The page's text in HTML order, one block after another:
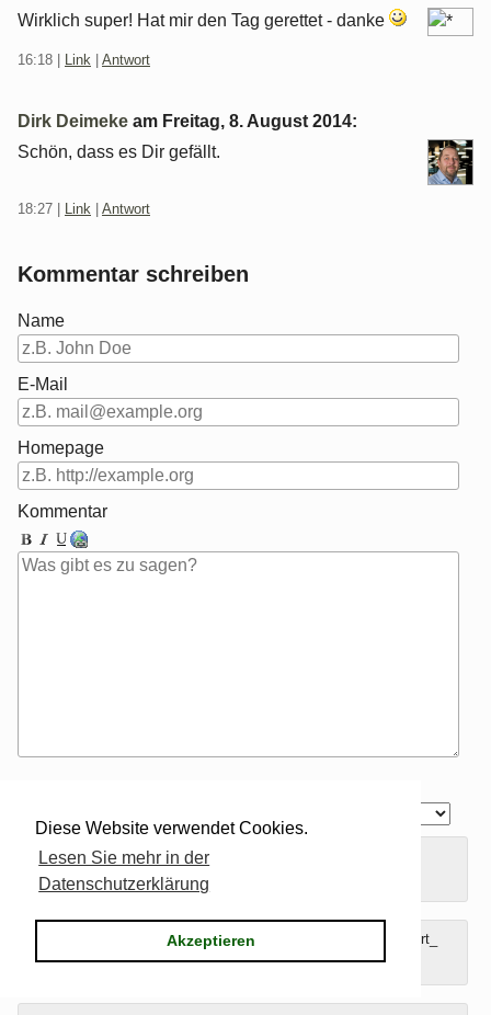
Diese Website verwendet Cookies.
Lesen Sie mehr in der
Datenschutzerklärung
Akzeptieren
Wirklich super! Hat mir den Tag gerettet - danke
16:18 Link Antwort
Dirk Deimeke am Freitag, 8. August 2014:
Schön, dass es Dir gefällt.
18:27 Link Antwort
Kommentar schreiben
Name
E-Mail
Homepage
Kommentar
Gravatar, Favatar (Favicons),
unterstützt.
Umschließende Sterne heben ein Wort hervor (*wort*), per _wort_
kann ein Wort unterstrichen werden.